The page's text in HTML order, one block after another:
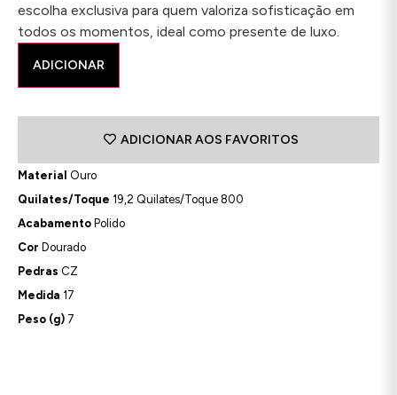
escolha exclusiva para quem valoriza sofisticação em
todos os momentos, ideal como presente de luxo.
ADICIONAR
ADICIONAR AOS FAVORITOS
Material Ouro
Quilates/Toque 19,2 Quilates/Toque 800
Acabamento Polido
Cor Dourado
Pedras CZ
Medida 17
Peso (g) 7